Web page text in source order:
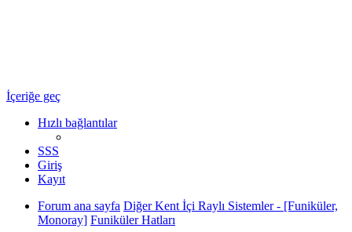
İçeriğe geç
Hızlı bağlantılar
SSS
Giriş
Kayıt
Forum ana sayfa Diğer Kent İçi Raylı Sistemler - [Funiküler,
Monoray] Funiküler Hatları